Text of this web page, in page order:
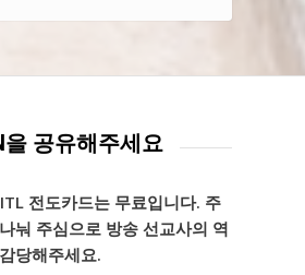
을 공유해주세요
전도카드는 무료입니다. 주
눠 주심으로 방송 선교사의 역
당해주세요.